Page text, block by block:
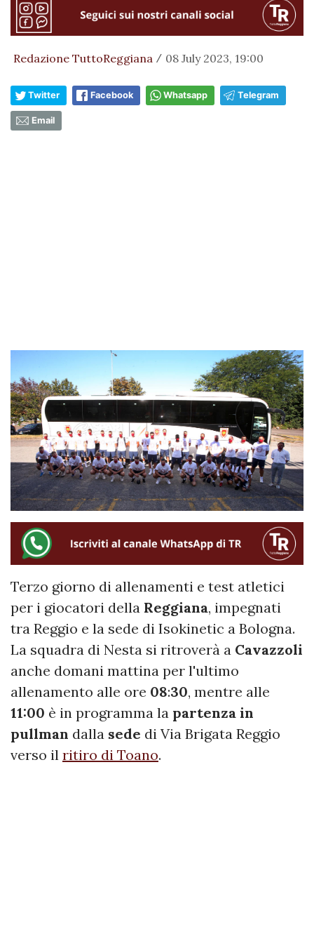
Redazione TuttoReggiana / 08 July 2023, 19:00
Twitter Facebook Whatsapp Telegram
Email
Terzo giorno di allenamenti e test atletici
per i giocatori della Reggiana, impegnati
tra Reggio e la sede di Isokinetic a Bologna.
La squadra di Nesta si ritroverà a Cavazzoli
anche domani mattina per l'ultimo
allenamento alle ore 08:30, mentre alle
11:00 è in programma la partenza in
pullman dalla sede di Via Brigata Reggio
verso il ritiro di Toano.